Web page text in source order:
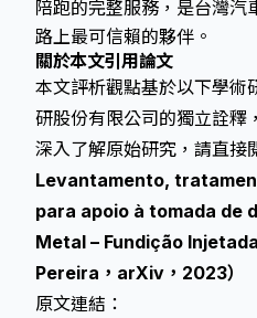
陪跑的完整服務，是台灣汽
路上最可信賴的夥伴。
關於本文引用論文
本文評析觀點基於以下學術
研股份有限公司的獨立詮釋
深入了解原始研究，請直接
Levantamento,
para apoio à tomada de
Metal – Fundição
Pereira，arXiv，2023）
原文連結：